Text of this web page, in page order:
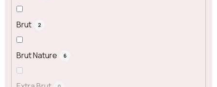
Brut 2
Brut Nature 6